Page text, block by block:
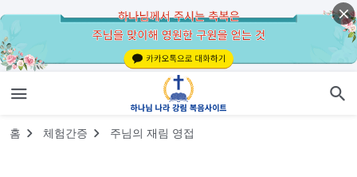
홈 체험간증 주님의 재림 영접